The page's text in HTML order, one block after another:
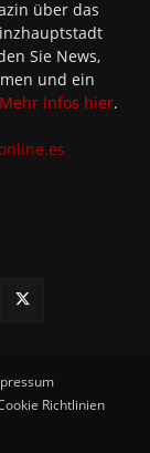
über das
Sie News,
und ein
Mehr Infos hier.
Richtlinien